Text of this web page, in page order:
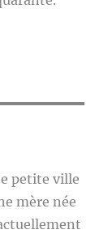
petite ville
mère née